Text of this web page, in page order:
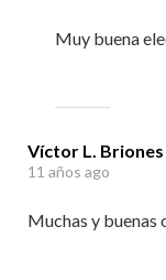
Muy buena
Víctor L. Briones
11 años ago
Muchas y buenas